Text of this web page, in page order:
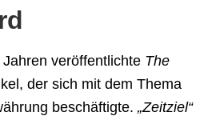
veröffentlichte The
der sich mit dem Thema
beschäftigte. „Zeitziel“